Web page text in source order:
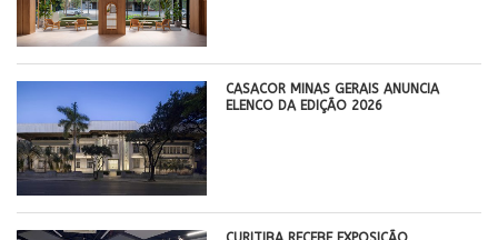
CASACOR MINAS GERAIS ANUNCIA
ELENCO DA EDIÇÃO 2026